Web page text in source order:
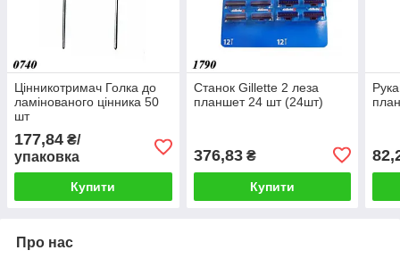
Цінникотримач Голка до
ламінованого цінника 50
шт
177,84 ₴/
упаковка
Купити
Станок Gillette 2 леза
планшет 24 шт (24шт)
376,83₴
Купити
Про нас